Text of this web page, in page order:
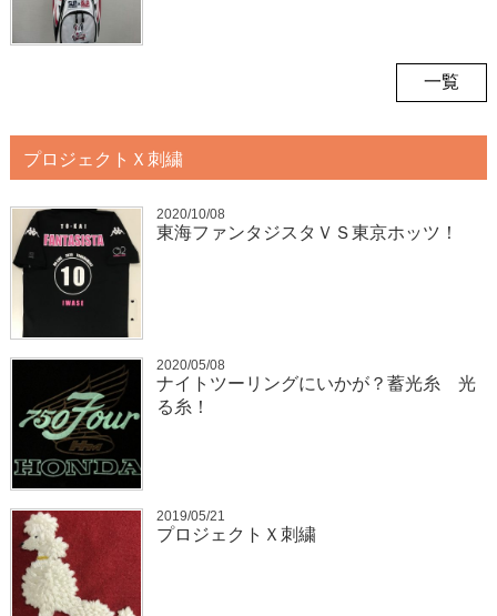
一覧
プロジェクトＸ刺繍
2020/10/08
東海ファンタジスタＶＳ東京ホッツ！
2020/05/08
ナイトツーリングにいかが？蓄光糸 光
る糸！
2019/05/21
プロジェクトＸ刺繍